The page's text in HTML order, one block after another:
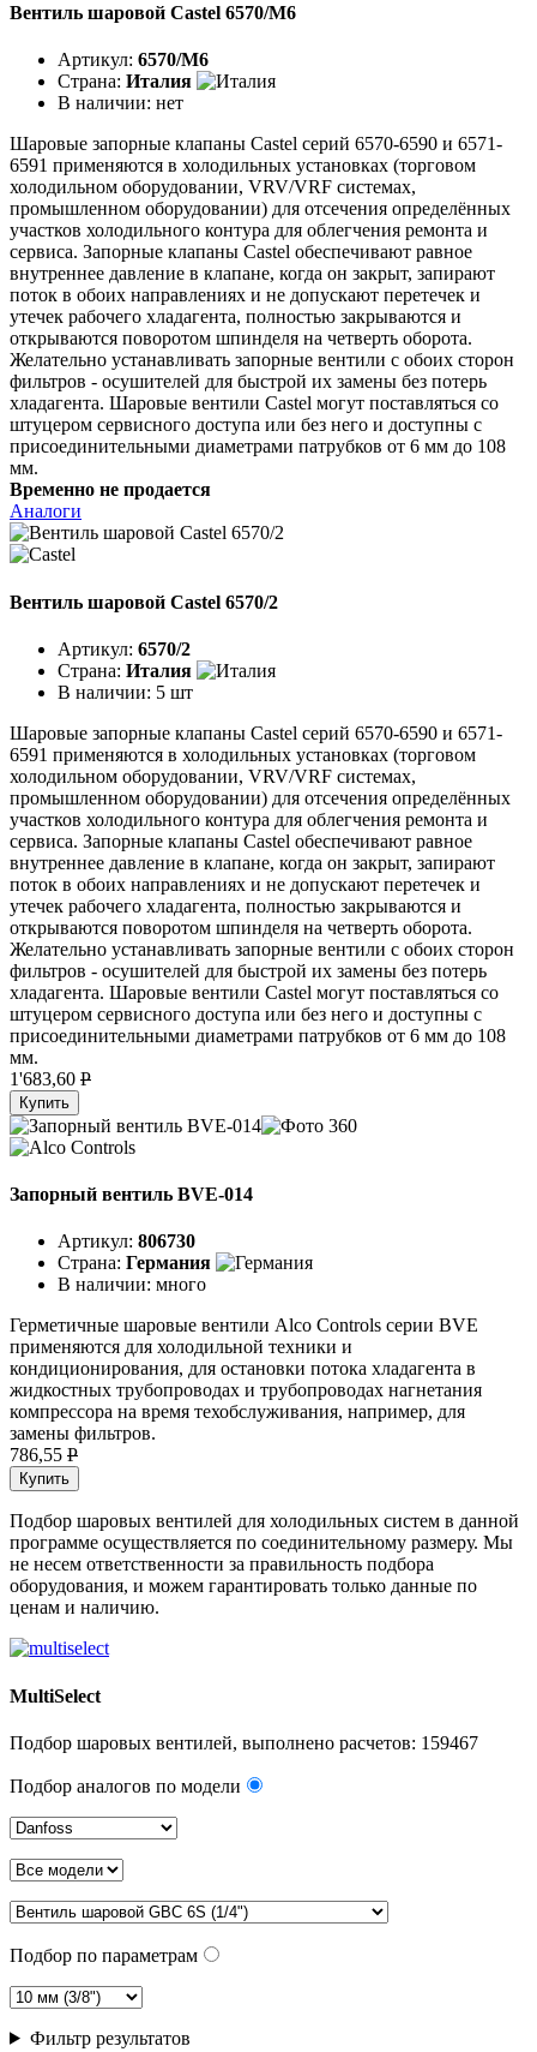
Вентиль шаровой Castel 6570/M6
Артикул: 6570/M6
Страна: Италия
В наличии: нет
Шаровые запорные клапаны Castel серий 6570-6590 и 6571-
6591 применяются в холодильных установках (торговом
холодильном оборудовании, VRV/VRF системах,
промышленном оборудовании) для отсечения определённых
участков холодильного контура для облегчения ремонта и
сервиса. Запорные клапаны Castel обеспечивают равное
внутреннее давление в клапане, когда он закрыт, запирают
поток в обоих направлениях и не допускают перетечек и
утечек рабочего хладагента, полностью закрываются и
открываются поворотом шпинделя на четверть оборота.
Желательно устанавливать запорные вентили с обоих сторон
фильтров - осушителей для быстрой их замены без потерь
хладагента. Шаровые вентили Castel могут поставляться со
штуцером сервисного доступа или без него и доступны с
присоединительными диаметрами патрубков от 6 мм до 108
мм.
Временно не продается
Аналоги
Вентиль шаровой Castel 6570/2
Артикул: 6570/2
Страна: Италия
В наличии: 5 шт
Шаровые запорные клапаны Castel серий 6570-6590 и 6571-
6591 применяются в холодильных установках (торговом
холодильном оборудовании, VRV/VRF системах,
промышленном оборудовании) для отсечения определённых
участков холодильного контура для облегчения ремонта и
сервиса. Запорные клапаны Castel обеспечивают равное
внутреннее давление в клапане, когда он закрыт, запирают
поток в обоих направлениях и не допускают перетечек и
утечек рабочего хладагента, полностью закрываются и
открываются поворотом шпинделя на четверть оборота.
Желательно устанавливать запорные вентили с обоих сторон
фильтров - осушителей для быстрой их замены без потерь
хладагента. Шаровые вентили Castel могут поставляться со
штуцером сервисного доступа или без него и доступны с
присоединительными диаметрами патрубков от 6 мм до 108
мм.
1'683,60 P
Купить
Запорный вентиль BVE-014
Артикул: 806730
Страна: Германия
В наличии: много
Герметичные шаровые вентили Alco Controls серии BVE
применяются для холодильной техники и
кондиционирования, для остановки потока хладагента в
жидкостных трубопроводах и трубопроводах нагнетания
компрессора на время техобслуживания, например, для
замены фильтров.
786,55 P
Купить
Подбор шаровых вентилей для холодильных систем в данной
программе осуществляется по соединительному размеру. Мы
не несем ответственности за правильность подбора
оборудования, и можем гарантировать только данные по
ценам и наличию.
MultiSelect
Подбор шаровых вентилей, выполнено расчетов: 159467
Подбор аналогов по модели
Подбор по параметрам
Фильтр результатов